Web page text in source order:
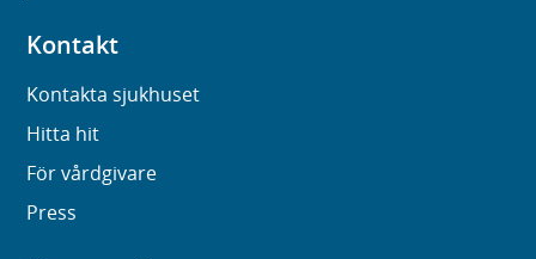
Kontakt
Kontakta sjukhuset
Hitta hit
För vårdgivare
Press